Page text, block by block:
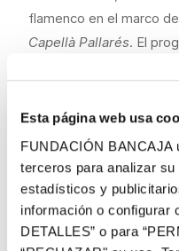
Esta página web usa
FUNDACIÓN
terceros para analizar
estadísticos y
información o configurar
DETALLES” o para
flamenco en el marco
Capellà Pallarés. El
Agustín Barrios ( La
religioso, Allegro
Duende,Chocolate
de Sanlúcar (
junto a composiciones
eInvierno Porteñoy